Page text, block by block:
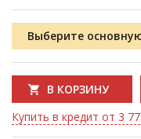
Выберите
В КОРЗИНУ
Купить в кредит от 3